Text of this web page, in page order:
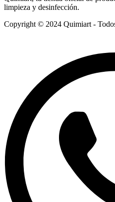
limpieza y desinfección.
Copyright © 2024 Quimiart -